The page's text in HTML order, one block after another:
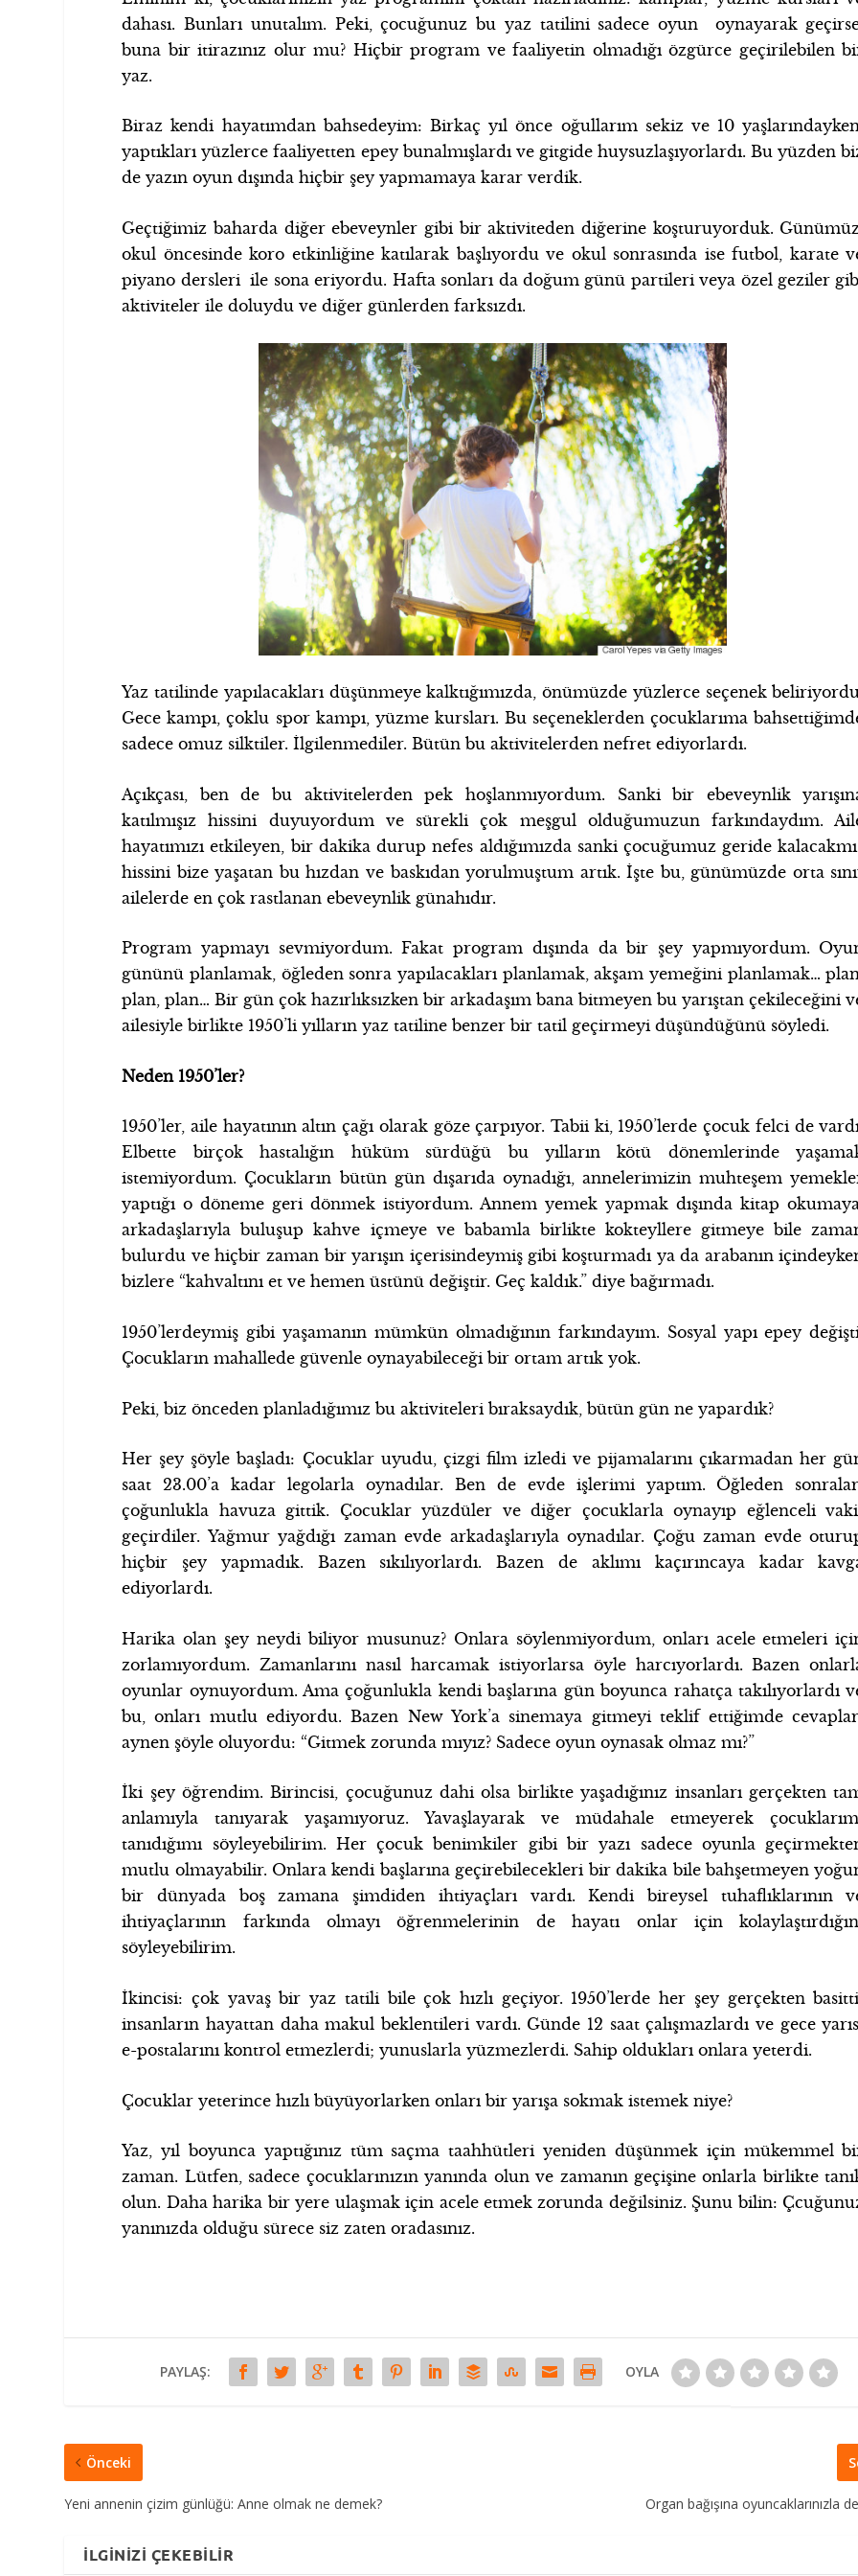
dahası. Bunları unutalım. Peki, çocuğunuz bu yaz tatilini sadece oyun oynayarak
buna bir itirazınız olur mu? Hiçbir program ve faaliyetin olmadığı özgürce geçirilebilen
yaz.
Biraz kendi hayatımdan bahsedeyim: Birkaç yıl önce oğullarım sekiz ve 10
yaptıkları yüzlerce faaliyetten epey bunalmışlardı ve gitgide huysuzlaşıyorlardı. Bu yüzden
de yazın oyun dışında hiçbir şey yapmamaya karar verdik.
Geçtiğimiz baharda diğer ebeveynler gibi bir aktiviteden diğerine koşturuyorduk.
okul öncesinde koro etkinliğine katılarak başlıyordu ve okul sonrasında ise futbol, karate
piyano dersleri ile sona eriyordu. Hafta sonları da doğum günü partileri veya özel geziler
aktiviteler ile doluydu ve diğer günlerden farksızdı.
Yaz tatilinde yapılacakları düşünmeye kalktığımızda, önümüzde yüzlerce seçenek
Gece kampı, çoklu spor kampı, yüzme kursları. Bu seçeneklerden çocuklarıma
sadece omuz silktiler. İlgilenmediler. Bütün bu aktivitelerden nefret ediyorlardı.
Açıkçası, ben de bu aktivitelerden pek hoşlanmıyordum. Sanki bir ebeveynlik
katılmışız hissini duyuyordum ve sürekli çok meşgul olduğumuzun farkındaydım.
hayatımızı etkileyen, bir dakika durup nefes aldığımızda sanki çocuğumuz geride
hissini bize yaşatan bu hızdan ve baskıdan yorulmuştum artık. İşte bu, günümüzde orta
ailelerde en çok rastlanan ebeveynlik günahıdır.
Program yapmayı sevmiyordum. Fakat program dışında da bir şey yapmıyordum.
gününü planlamak, öğleden sonra yapılacakları planlamak, akşam yemeğini planlamak…
plan, plan… Bir gün çok hazırlıksızken bir arkadaşım bana bitmeyen bu yarıştan çekileceğini
ailesiyle birlikte 1950’li yılların yaz tatiline benzer bir tatil geçirmeyi düşündüğünü söyledi.
Neden 1950’ler?
1950’ler, aile hayatının altın çağı olarak göze çarpıyor. Tabii ki, 1950’lerde çocuk felci de
Elbette birçok hastalığın hüküm sürdüğü bu yılların kötü dönemlerinde
istemiyordum. Çocukların bütün gün dışarıda oynadığı, annelerimizin muhteşem
yaptığı o döneme geri dönmek istiyordum. Annem yemek yapmak dışında kitap
arkadaşlarıyla buluşup kahve içmeye ve babamla birlikte kokteyllere gitmeye bile
bulurdu ve hiçbir zaman bir yarışın içerisindeymiş gibi koşturmadı ya da arabanın
bizlere “kahvaltını et ve hemen üstünü değiştir. Geç kaldık.” diye bağırmadı.
1950’lerdeymiş gibi yaşamanın mümkün olmadığının farkındayım. Sosyal yapı epey
Çocukların mahallede güvenle oynayabileceği bir ortam artık yok.
Peki, biz önceden planladığımız bu aktiviteleri bıraksaydık, bütün gün ne yapardık?
Her şey şöyle başladı: Çocuklar uyudu, çizgi film izledi ve pijamalarını çıkarmadan her
saat 23.00’a kadar legolarla oynadılar. Ben de evde işlerimi yaptım. Öğleden
çoğunlukla havuza gittik. Çocuklar yüzdüler ve diğer çocuklarla oynayıp eğlenceli
geçirdiler. Yağmur yağdığı zaman evde arkadaşlarıyla oynadılar. Çoğu zaman evde
hiçbir şey yapmadık. Bazen sıkılıyorlardı. Bazen de aklımı kaçırıncaya kadar
ediyorlardı.
Harika olan şey neydi biliyor musunuz? Onlara söylenmiyordum, onları acele etmeleri
zorlamıyordum. Zamanlarını nasıl harcamak istiyorlarsa öyle harcıyorlardı. Bazen
oyunlar oynuyordum. Ama çoğunlukla kendi başlarına gün boyunca rahatça takılıyorlardı
bu, onları mutlu ediyordu. Bazen New York’a sinemaya gitmeyi teklif ettiğimde
aynen şöyle oluyordu: “Gitmek zorunda mıyız? Sadece oyun oynasak olmaz mı?”
İki şey öğrendim. Birincisi, çocuğunuz dahi olsa birlikte yaşadığınız insanları gerçekten
anlamıyla tanıyarak yaşamıyoruz. Yavaşlayarak ve müdahale etmeyerek
tanıdığımı söyleyebilirim. Her çocuk benimkiler gibi bir yazı sadece oyunla
mutlu olmayabilir. Onlara kendi başlarına geçirebilecekleri bir dakika bile bahşetmeyen
bir dünyada boş zamana şimdiden ihtiyaçları vardı. Kendi bireysel tuhaflıklarının
ihtiyaçlarının farkında olmayı öğrenmelerinin de hayatı onlar için
söyleyebilirim.
İkincisi: çok yavaş bir yaz tatili bile çok hızlı geçiyor. 1950’lerde her şey gerçekten
insanların hayattan daha makul beklentileri vardı. Günde 12 saat çalışmazlardı ve gece
e-postalarını kontrol etmezlerdi; yunuslarla yüzmezlerdi. Sahip oldukları onlara yeterdi.
Çocuklar yeterince hızlı büyüyorlarken onları bir yarışa sokmak istemek niye?
Yaz, yıl boyunca yaptığınız tüm saçma taahhütleri yeniden düşünmek için mükemmel
zaman. Lütfen, sadece çocuklarınızın yanında olun ve zamanın geçişine onlarla birlikte
olun. Daha harika bir yere ulaşmak için acele etmek zorunda değilsiniz. Şunu bilin:
yanınızda olduğu sürece siz zaten oradasınız.
PAYLAŞ: OYLA
Önceki
Yeni annenin çizim günlüğü: Anne olmak ne demek? Organ bağışına oyuncaklarınızla
İLGINIZI ÇEKEBILIR